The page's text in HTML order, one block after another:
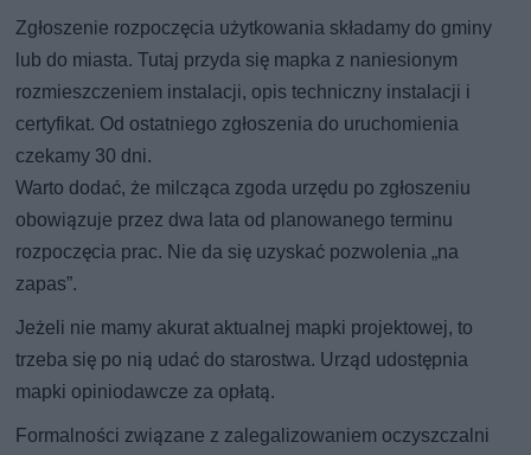
Zgłoszenie rozpoczęcia użytkowania składamy do gminy
lub do miasta. Tutaj przyda się mapka z naniesionym
rozmieszczeniem instalacji, opis techniczny instalacji i
certyfikat. Od ostatniego zgłoszenia do uruchomienia
czekamy 30 dni.
Warto dodać, że milcząca zgoda urzędu po zgłoszeniu
obowiązuje przez dwa lata od planowanego terminu
rozpoczęcia prac. Nie da się uzyskać pozwolenia „na
zapas”.
Jeżeli nie mamy akurat aktualnej mapki projektowej, to
trzeba się po nią udać do starostwa. Urząd udostępnia
mapki opiniodawcze za opłatą.
Formalności związane z zalegalizowaniem oczyszczalni